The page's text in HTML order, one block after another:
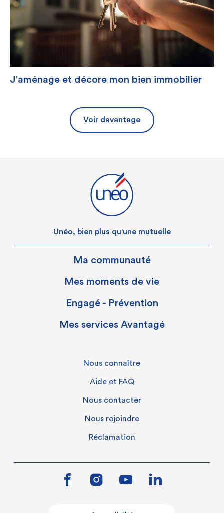
J'aménage et décore mon bien immobilier
Voir davantage
Unéo, bien plus qu'une mutuelle
Ma communauté
Mes moments de vie
Engagé - Prévention
Mes services Avantagé
Nous connaître
Aide et FAQ
Nous contacter
Nous rejoindre
Réclamation